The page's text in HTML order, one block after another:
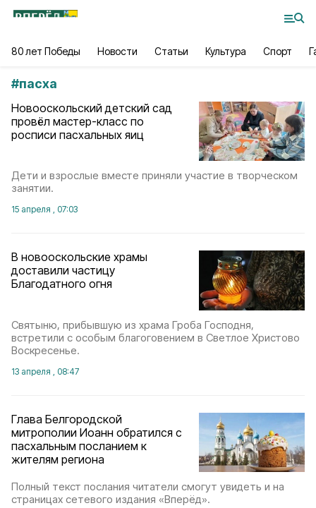
80 лет Победы Новости Статьи Культура Спорт
#пасха
Новооскольский детский сад
провёл мастер-класс по
росписи пасхальных яиц
Дети и взрослые вместе приняли участие в творческом
занятии.
15 апреля , 07:03
В новооскольские храмы
доставили частицу
Благодатного огня
Святыню, прибывшую из храма Гроба Господня,
встретили с особым благоговением в Светлое Христово
Воскресенье.
13 апреля , 08:47
Глава Белгородской
митрополии Иоанн обратился с
пасхальным посланием к
жителям региона
Полный текст послания читатели смогут увидеть и на
страницах сетевого издания «Вперёд».